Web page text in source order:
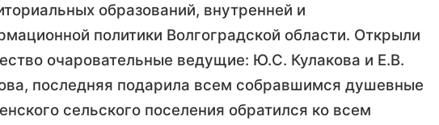
образований, внутренней и
политики Волгоградской области. Открыли
очаровательные ведущие: Ю.С. Кулакова и Е.В.
последняя подарила всем собравшимся душевные
сельского поселения обратился ко всем